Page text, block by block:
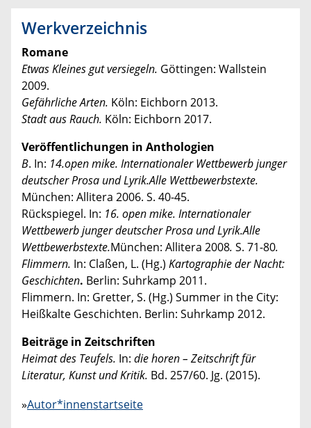
Werkverzeichnis
Romane
Etwas Kleines gut versiegeln. Göttingen: Wallstein
2009.
Gefährliche Arten. Köln: Eichborn 2013.
Stadt aus Rauch. Köln: Eichborn 2017.
Veröffentlichungen in Anthologien
B. In: 14.open mike. Internationaler Wettbewerb junger
deutscher Prosa und Lyrik.Alle Wettbewerbstexte.
München: Allitera 2006. S. 40-45.
Rückspiegel. In: 16. open mike. Internationaler
Wettbewerb junger deutscher Prosa und Lyrik.Alle
Wettbewerbstexte.München: Allitera 2008. S. 71-80.
Flimmern. In: Claßen, L. (Hg.) Kartographie der Nacht:
Geschichten. Berlin: Suhrkamp 2011.
Flimmern. In: Gretter, S. (Hg.) Summer in the City:
Heißkalte Geschichten. Berlin: Suhrkamp 2012.
Beiträge in Zeitschriften
Heimat des Teufels. In: die horen – Zeitschrift für
Literatur, Kunst und Kritik. Bd. 257/60. Jg. (2015).
»Autor*innenstartseite